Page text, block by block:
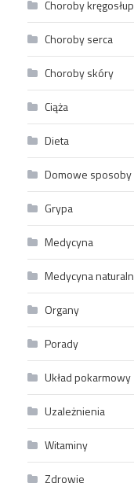
Choroby
Choroby serca
Choroby skóry
Ciąża
Dieta
Domowe sposoby
Grypa
Medycyna
Medycyna
Organy
Porady
Układ pokarmowy
Uzależnienia
Witaminy
Zdrowie